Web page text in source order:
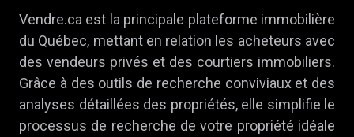
Vendre.ca est la principale plateforme immobilière
du Québec, mettant en relation les acheteurs avec
des vendeurs privés et des courtiers immobiliers.
Grâce à des outils de recherche conviviaux et des
analyses détaillées des propriétés, elle simplifie le
processus de recherche de votre propriété idéale